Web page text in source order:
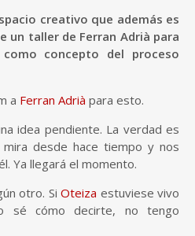
creativo que además es
un taller de Ferran Adrià para
concepto del proceso
a Ferran Adrià para esto.
idea pendiente. La verdad es
desde hace tiempo y nos
Ya llegará el momento.
otro. SiOteiza estuviese vivo
sé cómo decirte, no tengo